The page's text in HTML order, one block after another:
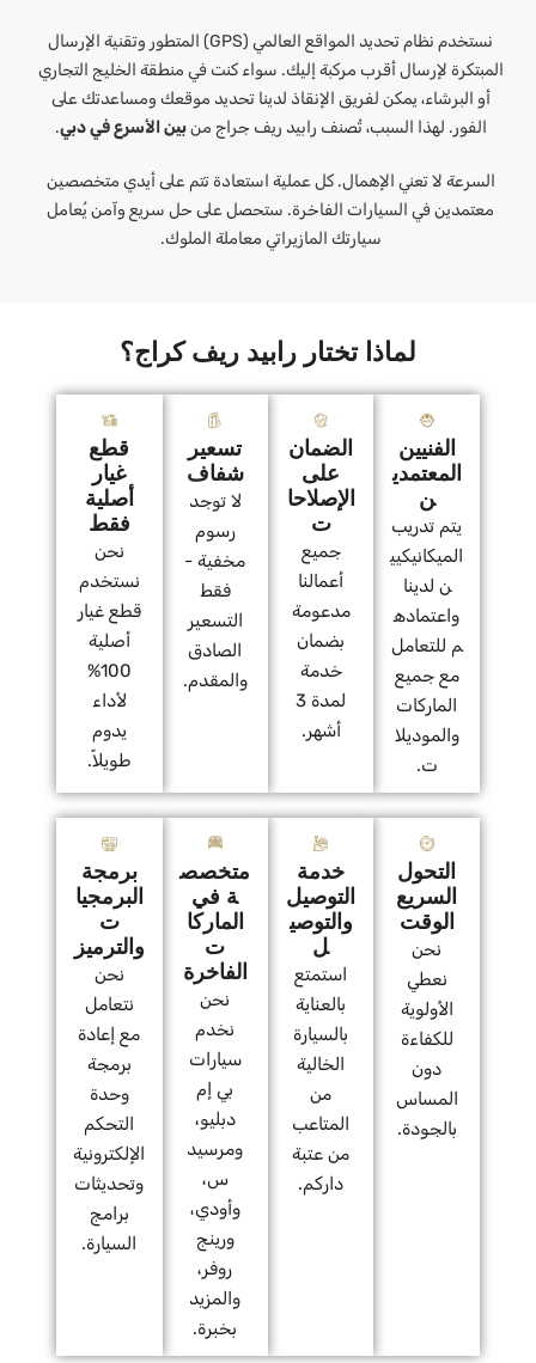
نستخدم نظام تحديد المواقع العالمي (GPS) المتطور وتقنية الإرسال
المبتكرة لإرسال أقرب مركبة إليك. سواء كنت في منطقة الخليج التجاري
أو البرشاء، يمكن لفريق الإنقاذ لدينا تحديد موقعك ومساعدتك على
الفور. لهذا السبب، تُصنف رابيد ريف جراج منبين الأسرع في دبي.
السرعة لا تعني الإهمال. كل عملية استعادة تتم على أيدي متخصصين
معتمدين في السيارات الفاخرة. ستحصل على حل سريع وآمن يُعامل
سيارتك المازيراتي معاملة الملوك.
لماذا تختار رابيد ريف كراج؟
الفنيين
المعتمدي
ن
يتم تدريب
الميكانيكيي
ن لدينا
واعتماده
م للتعامل
مع جميع
الماركات
والموديلا
ت.
الضمان
على
الإصلاحا
ت
جميع
أعمالنا
مدعومة
بضمان
خدمة
لمدة 3
أشهر.
تسعير
شفاف
لا توجد
رسوم
مخفية -
فقط
التسعير
الصادق
والمقدم.
قطع
غيار
أصلية
فقط
نحن
نستخدم
قطع غيار
أصلية
100%
لأداء
يدوم
طويلاً.
التحول
السريع
الوقت
نحن
نعطي
الأولوية
للكفاءة
دون
المساس
بالجودة.
خدمة
التوصيل
والتوصي
ل
استمتع
بالعناية
بالسيارة
الخالية
من
المتاعب
من عتبة
داركم.
متخصص
ة في
الماركا
ت
الفاخرة
نحن
نخدم
سيارات
بي إم
دبليو،
ومرسيد
س،
وأودي،
ورينج
روفر،
والمزيد
بخبرة.
برمجة
البرمجيا
ت
والترميز
نحن
نتعامل
مع إعادة
برمجة
وحدة
التحكم
الإلكترونية
وتحديثات
برامج
السيارة.